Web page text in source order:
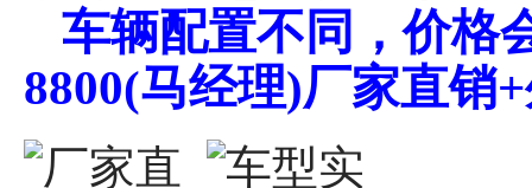
车辆配置不同，价格
8800(马经理)厂家直销